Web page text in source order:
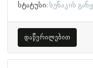
სტატუსი: სენაკის
დაწვრილებით